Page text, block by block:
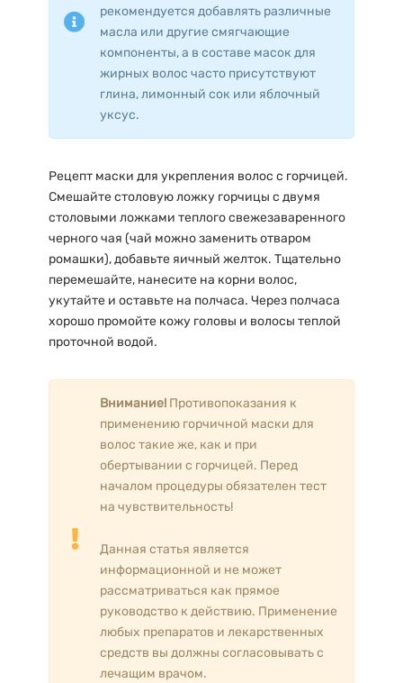
рекомендуется добавлять различные
масла или другие смягчающие
компоненты, а в составе масок для
жирных волос часто присутствуют
глина, лимонный сок или яблочный
уксус.
Рецепт маски для укрепления волос с горчицей.
Смешайте столовую ложку горчицы с двумя
столовыми ложками теплого свежезаваренного
черного чая (чай можно заменить отваром
ромашки), добавьте яичный желток. Тщательно
перемешайте, нанесите на корни волос,
укутайте и оставьте на полчаса. Через полчаса
хорошо промойте кожу головы и волосы теплой
проточной водой.
Внимание! Противопоказания к
применению горчичной маски для
волос такие же, как и при
обертывании с горчицей. Перед
началом процедуры обязателен тест
на чувствительность!
Данная статья является
информационной и не может
рассматриваться как прямое
руководство к действию. Применение
любых препаратов и лекарственных
средств вы должны согласовывать с
лечащим врачом.